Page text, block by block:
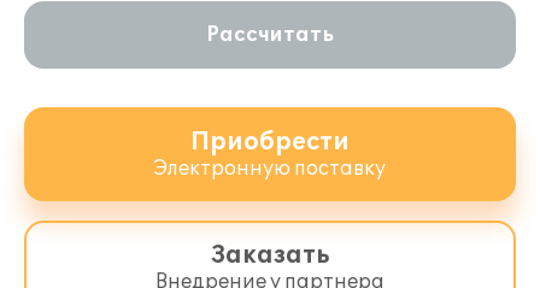
Рассчитать
Приобрести
Электронную поставку
Заказать
Внедрение у партнера